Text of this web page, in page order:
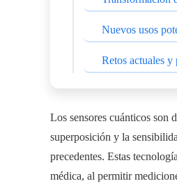
Nuevos usos
Retos actuales y
Los sensores cuánticos son
superposición y la
precedentes. Estas
médica, al permitir